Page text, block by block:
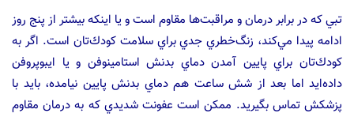
تبي كه در برابر درمان و مراقبت‌ها مقاوم است و يا اينكه بيشتر از پنج روز
ادامه پيدا مي‌كند، زنگ‌خطري جدي براي سلامت كودك‌تان است. اگر به
كودك‌تان براي پايين آمدن دماي بدنش استامينوفن و يا ايبوپروفن
داده‌ايد اما بعد از شش ساعت هم دماي بدنش پايين نيامده، بايد با
پزشكش تماس بگيريد. ممكن است عفونت شديدي كه به درمان مقاوم